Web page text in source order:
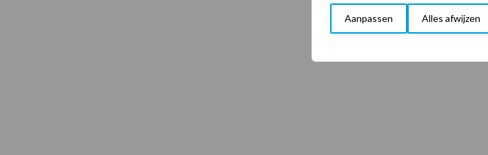
Aanpassen Alles afwijzen